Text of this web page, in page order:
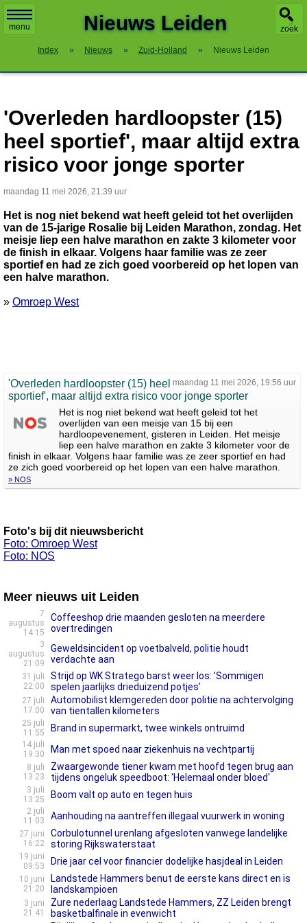
menu zoek
Nieuws Leiden
Index » Nieuws » Zuid-Holland » Nieuws Leiden
'Overleden hardloopster (15)
heel sportief', maar altijd extra
risico voor jonge sporter
maandag 11 mei 2026, 21:39 uur
Het is nog niet bekend wat heeft geleid tot het overlijden
van de 15-jarige Rosalie bij Leiden Marathon, zondag. Het
meisje liep een halve marathon en zakte 3 kilometer voor
de finish in elkaar. Volgens haar familie was ze zeer
sportief en had ze zich goed voorbereid op het lopen van
een halve marathon.
» Omroep West
maandag 11 mei 2026, 19:56 uur
'Overleden hardloopster (15) heel
sportief', maar altijd extra risico voor jonge sporter
Het is nog niet bekend wat heeft geleid tot het
overlijden van een meisje van 15 bij een
hardloopevenement, gisteren in Leiden. Het meisje
liep een halve marathon en zakte 3 kilometer voor de
finish in elkaar. Volgens haar familie was ze zeer sportief en had
ze zich goed voorbereid op het lopen van een halve marathon.
» NOS
Foto's bij dit nieuwsbericht
Foto: Omroep West
Foto: NOS
Meer nieuws uit Leiden
7
augustus
14:15
Coffeeshop drie maanden gesloten na meerdere
overtredingen
3
augustus
21:09
Geweldsincident op voetbalveld, politie houdt
verdachte aan
31 juli
22:00
Strijd op WK Stratego barst weer los: ’Sommigen
spelen jaarlijks drieduizend potjes’
27 juli
17:00
Automobilist klemgereden door politie na achtervolging
van tientallen kilometers
25 juli
11:55
Brand in supermarkt, twee winkels ontruimd
14 juli
19:30
Man met spoed naar ziekenhuis na vechtpartij
8 juli
13:23
Zwaargewonde tiener kwam met hoofd tegen brug aan
tijdens ongeluk speedboot: 'Helemaal onder bloed'
3 juli
13:25
Boom valt op auto en tegen huis
2 juli
11:03
Aanhouding na aantreffen illegaal vuurwerk in woning
27 juni
16:22
Corbulotunnel urenlang afgesloten vanwege landelijke
storing Rijkswaterstaat
19 juni
09:53
Drie jaar cel voor financier dodelijke hasjdeal in Leiden
10 juni
21:20
Landstede Hammers benut de eerste kans direct en is
landskampioen
3 juni
21:41
Zure nederlaag Landstede Hammers, ZZ Leiden brengt
basketbalfinale in evenwicht